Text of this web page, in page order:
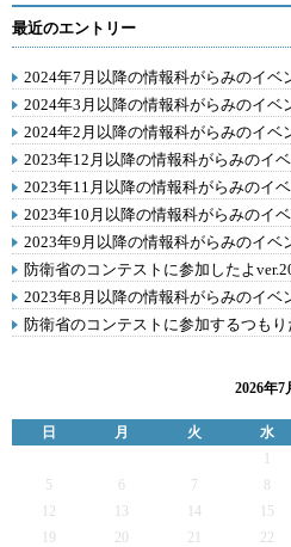
最近のエントリー
2024年7月以降の情報科がらみのイベ
2024年3月以降の情報科がらみのイベ
2024年2月以降の情報科がらみのイベ
2023年12月以降の情報科がらみのイ
2023年11月以降の情報科がらみのイ
2023年10月以降の情報科がらみのイ
2023年9月以降の情報科がらみのイベ
防衛省のコンテストに参加したよ
2023年8月以降の情報科がらみのイベ
防衛省のコンテストに参加するつもり
2026年7
日 月 火 水
5
6 7
12
13 14 15
19
20 21 22